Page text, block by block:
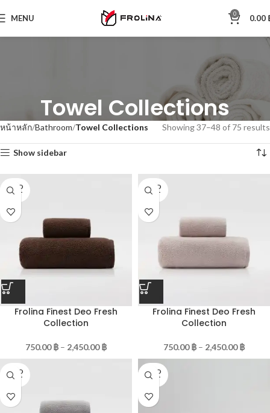
MENU 0 0.00
Towel Collections
หน้าหลัก Bathroom Towel Collections Showing 37–48 of 75 results
Show sidebar
SOLD
OUT
Frolina Finest Deo Fresh
Collection
750.00฿ – 2,450.00฿
SOLD
OUT
Frolina Finest Deo Fresh
Collection
750.00฿ – 2,450.00฿
SOLD
OUT
SOLD
OUT